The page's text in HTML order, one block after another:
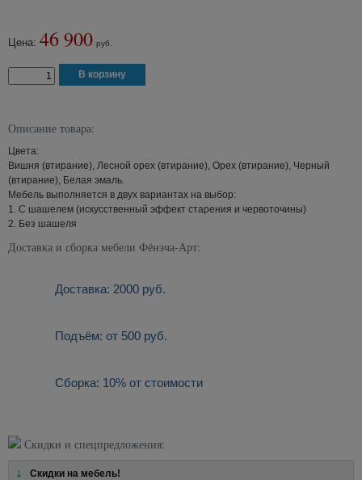
Цена: 46 900 руб.
Описание товара:
Цвета:
Вишня (втирание), Лесной орех (втирание), Орех (втирание), Черный
(втирание), Белая эмаль.
Мебель выполняется в двух вариантах на выбор:
1. С шашелем (искусственный эффект старения и червоточины)
2. Без шашеля
Доставка и сборка мебели Фёнэча-Арт:
Доставка: 2000 руб.
Подъём: от 500 руб.
Сборка: 10% от стоимости
Скидки и спецпредложения:
Скидки на мебель!